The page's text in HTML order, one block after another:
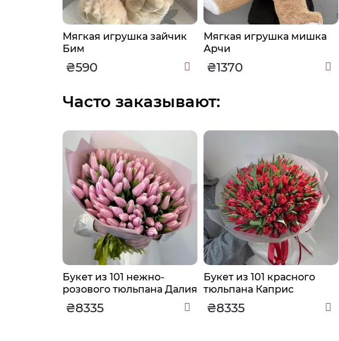
Мягкая игрушка зайчик
Бим
₴590
Мягкая игрушка мишка
Арчи
₴1370
Часто заказывают:
Букет из 101 нежно-
розового тюльпана Далия
₴8335
Букет из 101 красного
тюльпана Каприс
₴8335